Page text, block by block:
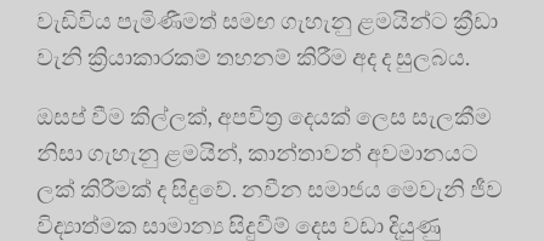
වැඩිවිය පැමිණීමත් සමඟ ගැහැනු ළමයින්ට ක්‍රීඩා
වැනි ක්‍රියාකාරකම් තහනම් කිරීම අද ද සුලබය.
ඔසප් වීම කිල්ලක්, අපවිත්‍ර‍ දෙයක් ලෙස සැලකීම
නිසා ගැහැනු ළමයින්, කාන්තාවන් අවමානයට
ලක් කිරීමක් ද සිදුවේ. නවීන සමාජය මෙවැනි ජීව
විද්‍යාත්මක සාමාන්‍ය සිදුවීම් දෙස වඩා දියුණු